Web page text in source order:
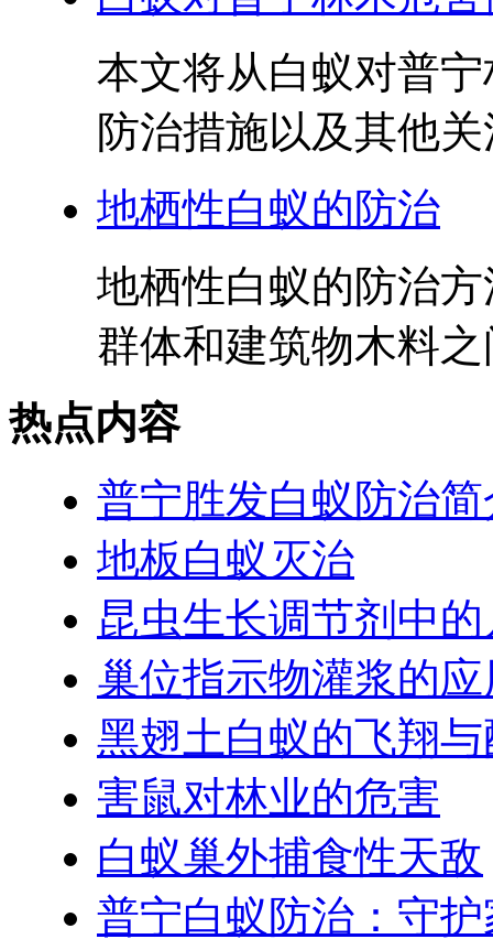
本文将从白蚁对普
防治措施以及其他
地栖性白蚁的防治
地栖性白蚁的防治
群体和建筑物木料
热点内容
普宁胜发白蚁防治简
地板白蚁灭治
昆虫生长调节剂中
巢位指示物灌浆的应
黑翅土白蚁的飞翔
害鼠对林业的危害
白蚁巢外捕食性天敌
普宁白蚁防治：守